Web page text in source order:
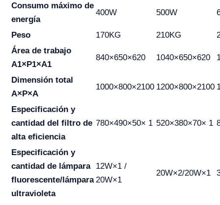
Consumo máximo de
energía
400W 500W
Peso 170KG 210KG
Área de trabajo
A1×P1×A1
840×650×620 1040×650×620
Dimensión total
A×P×A
1000×800×2100 1200×800×2100
Especificación y
cantidad del filtro de
alta eficiencia
780×490×50× 1 520×380×70× 1
Especificación y
cantidad de lámpara
fluorescente/lámpara
ultravioleta
12W×1 /
20W×1
20W×2/20W×1